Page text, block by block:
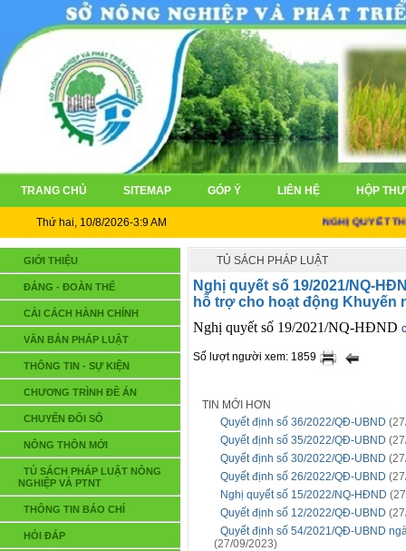
TRANG CHỦ SITEMAP GÓP Ý LIÊN HỆ HỘP
Thứ hai, 10/8/2026-3:9 AM NGHỊ QUYẾT
GIỚI THIỆU
ĐẢNG - ĐOÀN THỂ
CẢI CÁCH HÀNH CHÍNH
VĂN BẢN PHÁP LUẬT
THÔNG TIN - SỰ KIỆN
CHƯƠNG TRÌNH ĐỀ ÁN
CHUYỂN ĐỔI SỐ
NÔNG THÔN MỚI
TỦ SÁCH PHÁP LUẬT NÔNG
NGHIỆP VÀ PTNT
THÔNG TIN BÁO CHÍ
HỎI ĐÁP
TỦ SÁCH PHÁP LUẬT
Nghị quyết số 19/2021/NQ-
hỗ trợ cho hoạt động Khuyến
Nghị quyết số 19/2021/NQ-HĐND
Số lượt người xem: 1859
TIN MỚI HƠN
Quyết định số 36/2022/QĐ-UBND
Quyết định số 35/2022/QĐ-UBND
Quyết định số 30/2022/QĐ-UBND
Quyết định số 26/2022/QĐ-UBND
Nghị quyết số 15/2022/NQ-HĐND
Quyết định số 12/2022/QĐ-UBND
Quyết định số 54/2021/QĐ-UBND
(27/09/2023)